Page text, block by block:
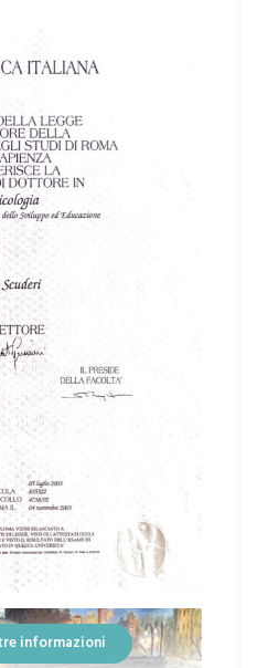
debba essere
in un clima di ascolto,
affinché ciascuno possa
sviluppare strumenti
e migliorare la qualità
informazioni